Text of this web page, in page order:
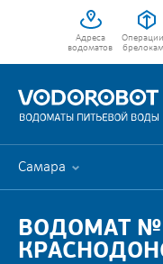
Адреса
водоматов
Самара
ВОДОМАТ №